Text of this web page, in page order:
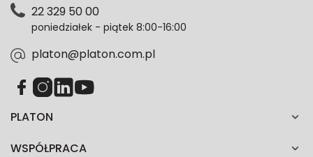
każdym czasie. Wycofanie zgody nie wpłynie na
zgodność z prawem przetwarzania dokonanego przed
PLATON
WSPÓŁPRACA
22 329 50 00
poniedziałek - piątek 8:00-16:00
platon@platon.com.pl